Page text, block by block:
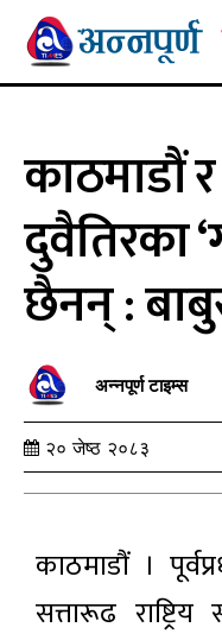
काठमाडौं
दुवैतिरका
छैनन् :
अन्नपूर्ण टाइम्स
२० जेष्ठ २०८३
काठमाडौं ।
सत्तारूढ